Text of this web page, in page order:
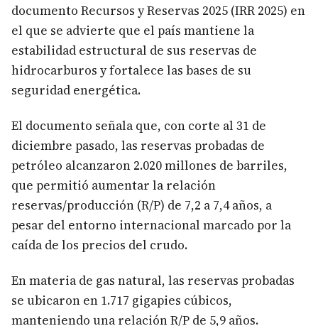
documento Recursos y Reservas 2025 (IRR 2025) en
el que se advierte que el país mantiene la
estabilidad estructural de sus reservas de
hidrocarburos y fortalece las bases de su
seguridad energética.
El documento señala que, con corte al 31 de
diciembre pasado, las reservas probadas de
petróleo alcanzaron 2.020 millones de barriles,
que permitió aumentar la relación
reservas/producción (R/P) de 7,2 a 7,4 años, a
pesar del entorno internacional marcado por la
caída de los precios del crudo.
​En materia de gas natural, las reservas probadas
se ubicaron en 1.717 gigapies cúbicos,
manteniendo una relación R/P de 5,9 años.